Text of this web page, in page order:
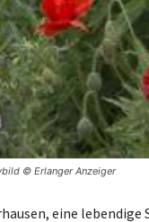
© Erlanger Anzeiger
eine